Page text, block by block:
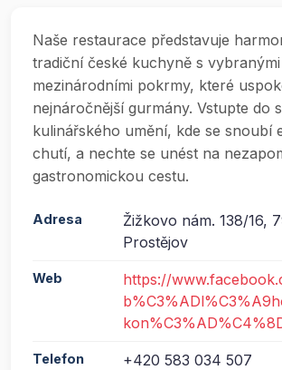
Naše restaurace představuje
tradiční české kuchyně s vybranými
mezinárodními pokrmy, které
nejnáročnější gurmány. Vstupte do
kulinářského umění, kde se snoubí
chutí, a nechte se unést na
gastronomickou cestu.
Adresa
Žižkovo nám. 138/16,
Prostějov
Web
https://
Telefon +420 583 034 507